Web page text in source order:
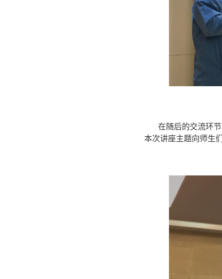
在随后的交流环
本次讲座主题向师生